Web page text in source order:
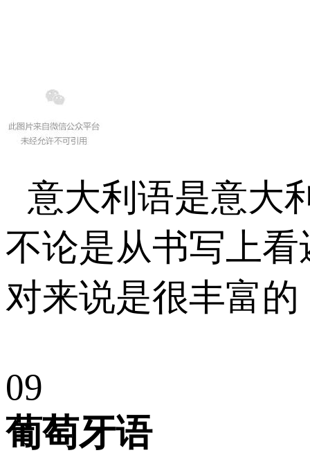
意大利语是意大
不论是从书写上
对来说是很丰富
09
葡萄牙语